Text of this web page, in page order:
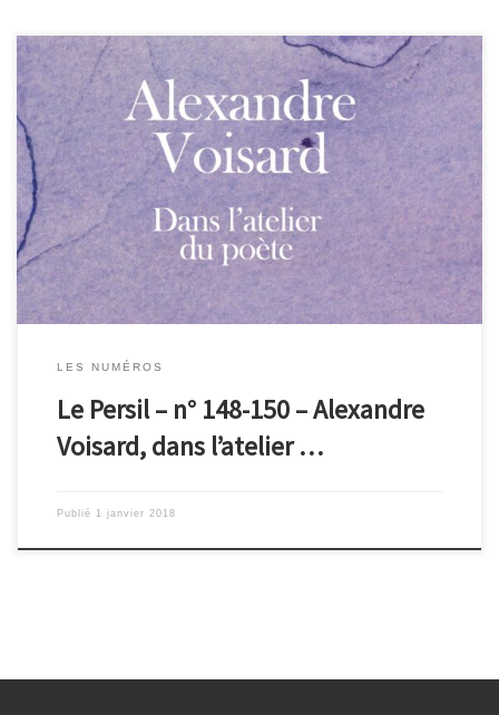
Journal inédit, le persil est à la fois parole et silence. Ce numéro
triple contient des textes et des oeuvres picturales d’Alexandre
Voisard et de ses amis. Il a été réalisé par Chantal Calpe pour
célébrer la foisonnante création du poète et écrivain jurassien qui,
à bientôt 90 ans, ouvre […]
LES NUMÉROS
Le Persil – n° 148-150 – Alexandre
Voisard, dans l’atelier …
Publié 1 janvier 2018